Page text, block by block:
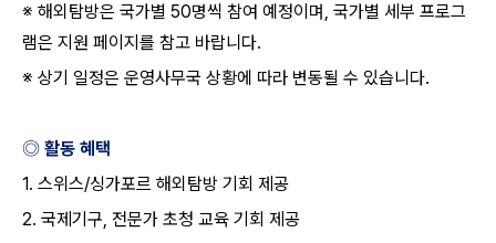
※ 해외탐방은 국가별 50명씩 참여 예정이며, 국가별 세부 프로그
램은 지원 페이지를 참고 바랍니다.
※ 상기 일정은 운영사무국 상황에 따라 변동될 수 있습니다.
◎ 활동 혜택
1. 스위스/싱가포르 해외탐방 기회 제공
2. 국제기구, 전문가 초청 교육 기회 제공